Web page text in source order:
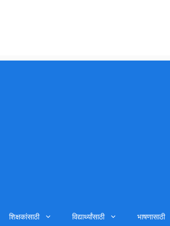
शिक्षकांसाठी विद्यार्थ्यांसाठी भाषणासाठी